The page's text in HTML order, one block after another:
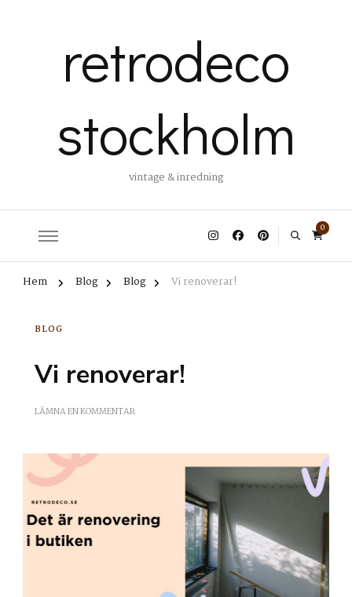
retrodeco
stockholm
vintage & inredning
0
Hem Blog Blog Vi renoverar!
BLOG
Vi renoverar!
LÄMNA EN KOMMENTARPÅ